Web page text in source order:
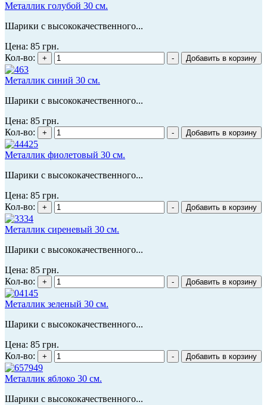
Металлик голубой 30 см.
Шарики с высококачественного...
Цена: 85 грн.
Кол-во:
Металлик синий 30 см.
Шарики с высококачественного...
Цена: 85 грн.
Кол-во:
Металлик фиолетовый 30 см.
Шарики с высококачественного...
Цена: 85 грн.
Кол-во:
Металлик сиреневый 30 см.
Шарики с высококачественного...
Цена: 85 грн.
Кол-во:
Металлик зеленый 30 см.
Шарики с высококачественного...
Цена: 85 грн.
Кол-во:
Металлик яблоко 30 см.
Шарики с высококачественного...